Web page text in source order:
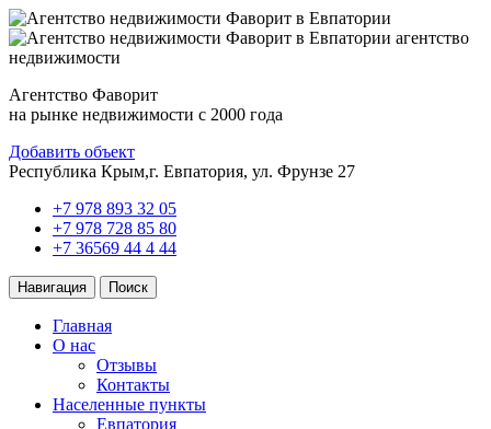
агентство
недвижимости
Агентство Фаворит
на рынке недвижимости с 2000 года
Добавить объект
Республика Крым,г. Евпатория, ул. Фрунзе 27
+7 978 893 32 05
+7 978 728 85 80
+7 36569 44 4 44
Навигация Поиск
Главная
О нас
Отзывы
Контакты
Населенные пункты
Евпатория